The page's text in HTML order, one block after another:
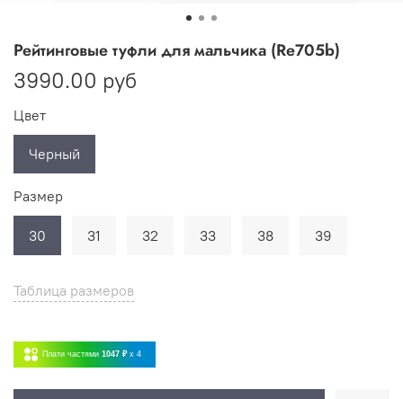
Рейтинговые туфли для мальчика (Re705b)
3990.00 руб
Таблица размеров
Плати частями 1047 ₽ x 4
Цвет
Черный
Размер
30 31 32 33 38 39